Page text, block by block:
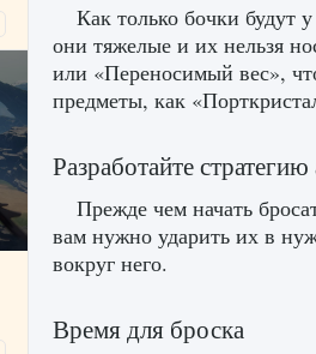
Как только бочки будут
они тяжелые и их нельзя
или «Переносимый вес»,
предметы, как
Разработайте стратегию
Прежде чем начать
вам нужно ударить их в
вокруг него.
Время для броска